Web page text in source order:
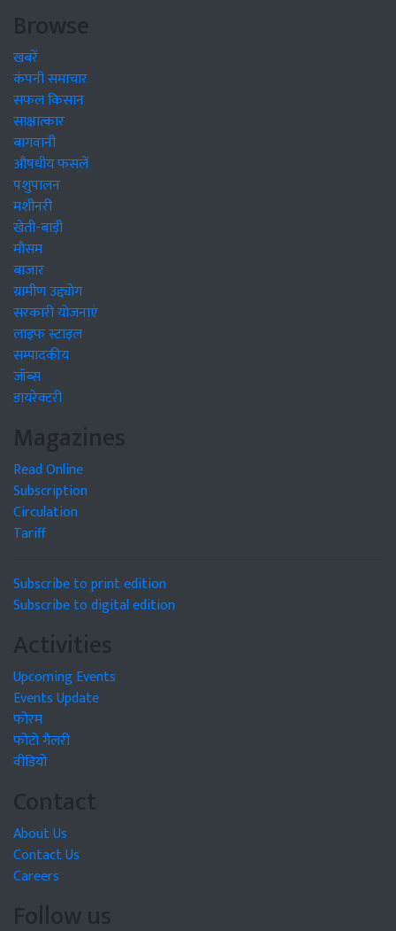
Browse
खबरें
कंपनी समाचार
सफल किसान
साक्षात्कार
बागवानी
औषधीय फसलें
पशुपालन
मशीनरी
खेती-बाड़ी
मौसम
बाजार
ग्रामीण उद्द्योग
सरकारी योजनाएं
लाइफ स्टाइल
सम्पादकीय
जॉब्स
डायरेक्टरी
Magazines
Read Online
Subscription
Circulation
Tariff
Subscribe to print edition
Subscribe to digital edition
Activities
Upcoming Events
Events Update
फोरम
फोटो गैलरी
वीडियो
Contact
About Us
Contact Us
Careers
Follow us